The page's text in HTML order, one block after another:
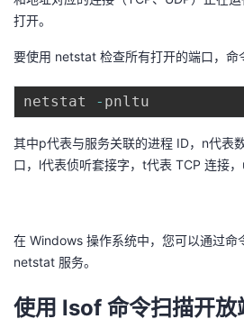
打开。
要使用 netstat 检查所有打开的端口，命
netstat -
其中p代表与服务关联的进程 ID，n代表
口，l代表侦听套接字，t代表 TCP 连接，
在 Windows 操作系统中，您可以通过
netstat 服务。
使用 lsof 命令扫描开放